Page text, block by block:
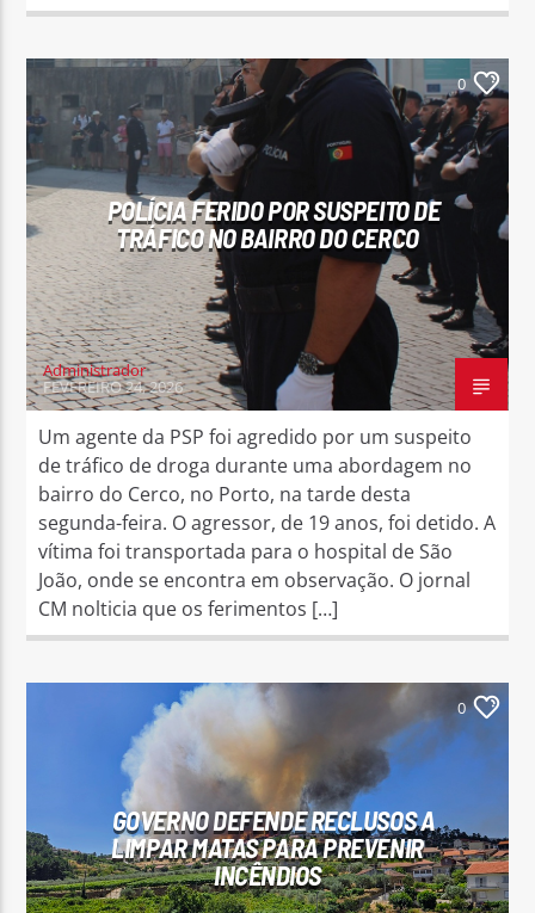
0
POLÍCIA FERIDO POR SUSPEITO DE
TRÁFICO NO BAIRRO DO CERCO
Administrador
FEVEREIRO 24, 2026
Um agente da PSP foi agredido por um suspeito
de tráfico de droga durante uma abordagem no
bairro do Cerco, no Porto, na tarde desta
segunda-feira. O agressor, de 19 anos, foi detido. A
vítima foi transportada para o hospital de São
João, onde se encontra em observação. O jornal
CM nolticia que os ferimentos […]
0
GOVERNO DEFENDE RECLUSOS A
LIMPAR MATAS PARA PREVENIR
INCÊNDIOS